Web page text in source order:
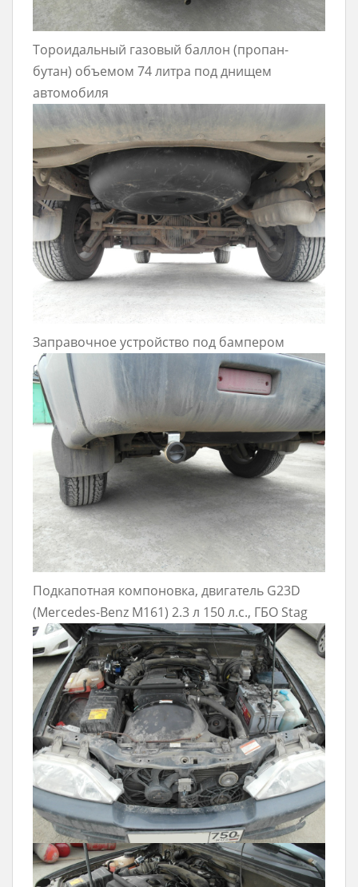
Тороидальный газовый баллон (пропан-
бутан) объемом 74 литра под днищем
автомобиля
Заправочное устройство под бампером
Подкапотная компоновка, двигатель G23D
(Mercedes-Benz M161) 2.3 л 150 л.с., ГБО Stag